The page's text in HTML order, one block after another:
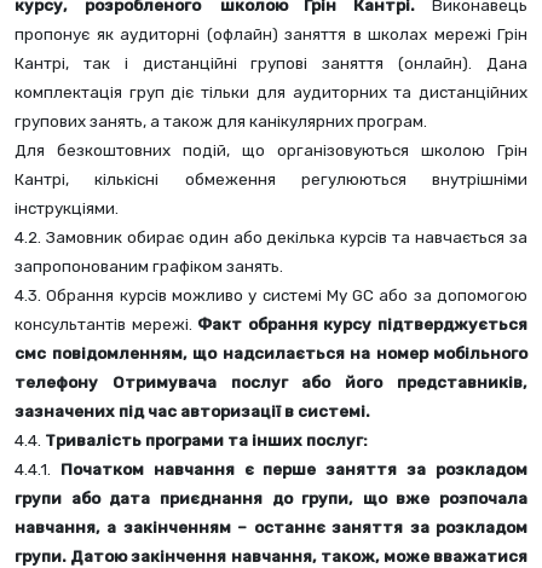
курсу, розробленого
школою Грін Кантрі. Виконавець
пропонує як аудиторні (офлайн) заняття в школах мережі Грін
Кантрі, так і дистанційні групові заняття (онлайн). Дана
комплектація груп діє тільки для аудиторних та дистанційних
групових занять, а також для канікулярних програм.
Для безкоштовних подій, що організовуються школою Грін
Кантрі, кількісні обмеження регулюються внутрішніми
інструкціями.
4.2. Замовник обирає один або декілька курсів та навчається за
запропонованим графіком занять.
4.3. Обрання курсів можливо у системі My GC або за допомогою
консультантів мережі. Факт обрання курсу підтверджується
смс повідомленням, що надсилається на номер мобільного
телефону Отримувача послуг або його представників,
зазначених під час авторизації в системі.
4.4. Тривалість програми та інших послуг:
4.4.1. Початком навчання є перше заняття за розкладом
групи або дата приєднання до групи, що вже розпочала
навчання, а закінченням – останнє заняття за розкладом
групи. Датою закінчення навчання, також, може вважатися